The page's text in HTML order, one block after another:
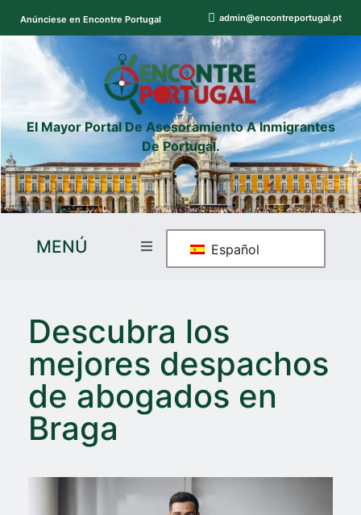
Anúnciese en Encontre Portugal admin@encontreportugal.pt
El Mayor Portal De Asesoramiento A Inmigrantes
De Portugal.
MENÚ Español
Descubra los
mejores despachos
de abogados en
Braga